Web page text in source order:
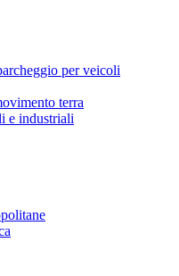
per veicoli
terra
e industriali